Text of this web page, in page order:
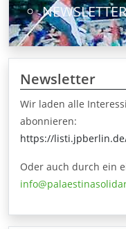
NEWSLETTER
Newsletter
Wir laden alle
abonnieren:
https://
Oder auch durch ein